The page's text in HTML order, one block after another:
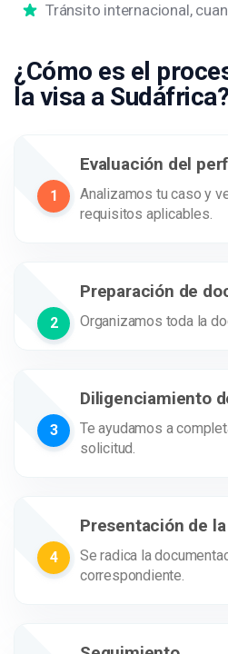
Tránsito internacional,
¿Cómo es el
la visa a Sudáfrica?
1
Evaluación del
Analizamos tu caso y
requisitos aplicables.
2
Preparación de
Organizamos toda la
3
Diligenciamiento
Te ayudamos a
solicitud.
4
Presentación de
Se radica la
correspondiente.